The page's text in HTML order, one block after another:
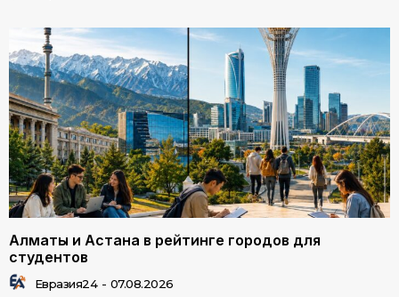
Алматы и Астана в рейтинге городов для
студентов
Евразия24 - 07.08.2026